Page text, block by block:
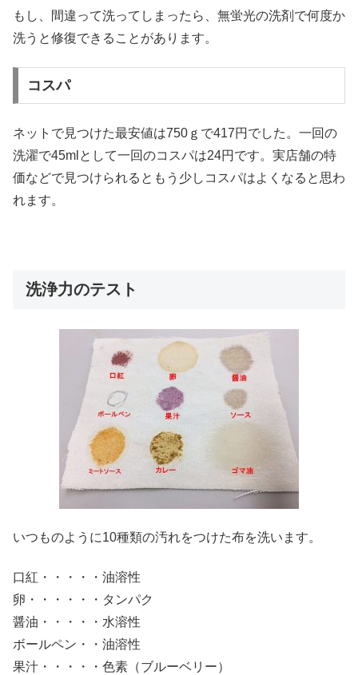
もし、間違って洗ってしまったら、無蛍光の洗剤で何度か
洗うと修復できることがあります。
コスパ
ネットで見つけた最安値は750ｇで417円でした。一回の
洗濯で45mlとして一回のコスパは24円です。実店舗の特
価などで見つけられるともう少しコスパはよくなると思わ
れます。
洗浄力のテスト
いつものように10種類の汚れをつけた布を洗います。
口紅・・・・・油溶性
卵・・・・・・タンパク
醤油・・・・・水溶性
ボールペン・・油溶性
果汁・・・・・色素（ブルーベリー）